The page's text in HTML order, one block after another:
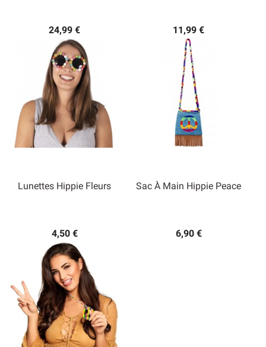
24,99 € 11,99 €
Lunettes Hippie Fleurs
4,50 €
Sac À Main Hippie Peace
6,90 €